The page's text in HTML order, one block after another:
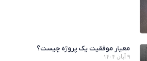
معیار موفقیت یک پروژه چیست؟
۹ آبان ۱۴۰۴